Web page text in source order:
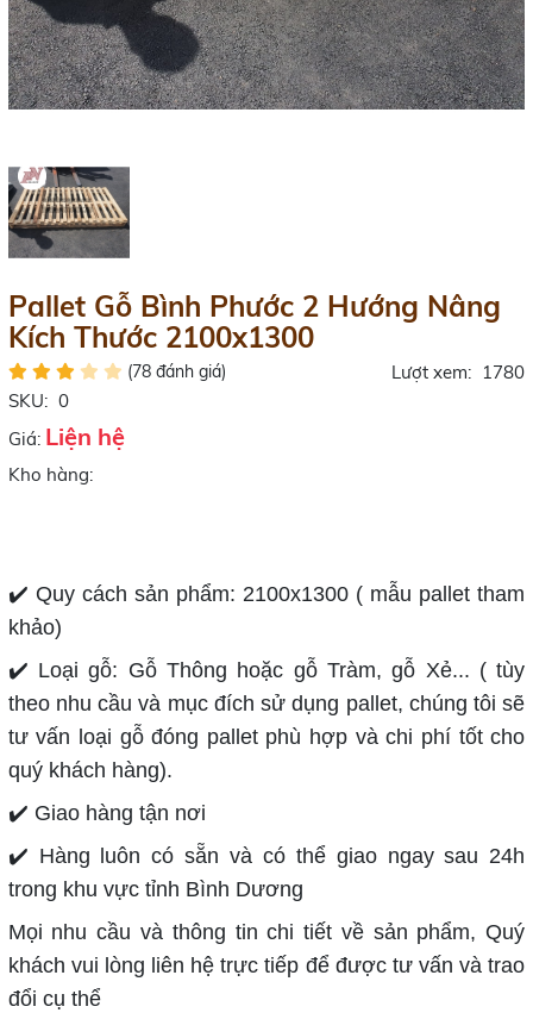
Pallet Gỗ Bình Phước 2 Hướng Nâng
Kích Thước 2100x1300
(78 đánh giá) Lượt xem: 1780
SKU: 0
Giá: Liện hệ
Kho hàng:
✔️ Quy cách sản phẩm: 2100x1300 ( mẫu pallet tham
khảo)
✔️ Loại gỗ: Gỗ Thông hoặc gỗ Tràm, gỗ Xẻ... ( tùy
theo nhu cầu và mục đích sử dụng pallet, chúng tôi sẽ
tư vấn loại gỗ đóng pallet phù hợp và chi phí tốt cho
quý khách hàng).
✔️ Giao hàng tận nơi
✔️ Hàng luôn có sẵn và có thể giao ngay sau 24h
trong khu vực tỉnh Bình Dương
Mọi nhu cầu và thông tin chi tiết về sản phẩm, Quý
khách vui lòng liên hệ trực tiếp để được tư vấn và trao
đổi cụ thể